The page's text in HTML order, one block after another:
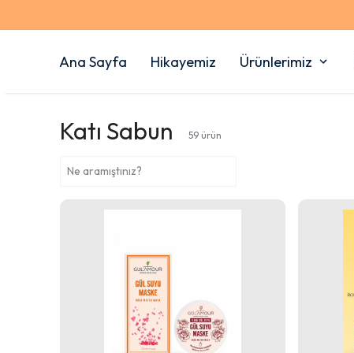
Ana Sayfa Hikayemiz Ürünlerimiz
Katı Sabun 59 ürün